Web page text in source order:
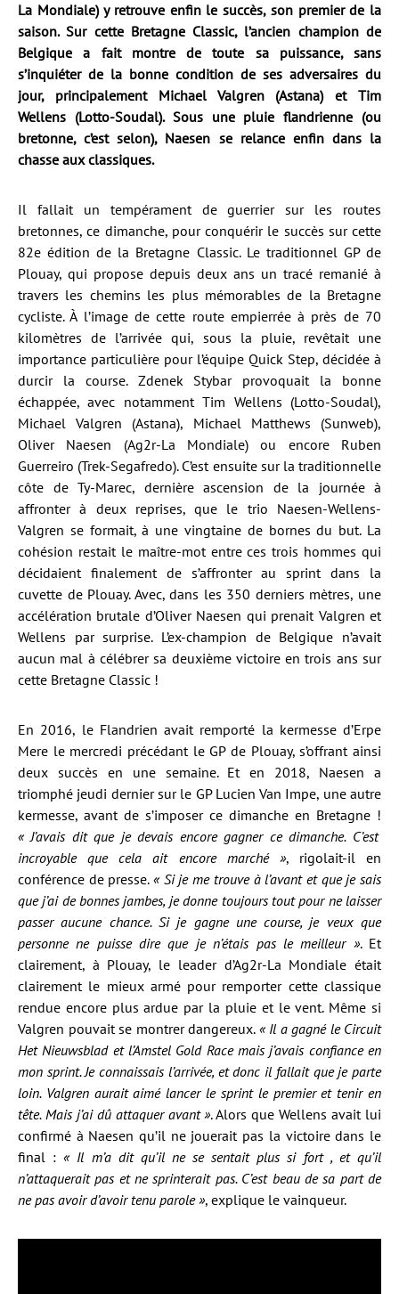
La Mondiale) y retrouve enfin le succès, son premier de la
saison. Sur cette Bretagne Classic, l’ancien champion de
Belgique a fait montre de toute sa puissance, sans
s’inquiéter de la bonne condition de ses adversaires du
jour, principalement Michael Valgren (Astana) et Tim
Wellens (Lotto-Soudal). Sous une pluie flandrienne (ou
bretonne, c’est selon), Naesen se relance enfin dans la
chasse aux classiques.
Il fallait un tempérament de guerrier sur les routes
bretonnes, ce dimanche, pour conquérir le succès sur cette
82e édition de la Bretagne Classic. Le traditionnel GP de
Plouay, qui propose depuis deux ans un tracé remanié à
travers les chemins les plus mémorables de la Bretagne
cycliste. À l’image de cette route empierrée à près de 70
kilomètres de l’arrivée qui, sous la pluie, revêtait une
importance particulière pour l’équipe Quick Step, décidée à
durcir la course. Zdenek Stybar provoquait la bonne
échappée, avec notamment Tim Wellens (Lotto-Soudal),
Michael Valgren (Astana), Michael Matthews (Sunweb),
Oliver Naesen (Ag2r-La Mondiale) ou encore Ruben
Guerreiro (Trek-Segafredo). C’est ensuite sur la traditionnelle
côte de Ty-Marec, dernière ascension de la journée à
affronter à deux reprises, que le trio Naesen-Wellens-
Valgren se formait, à une vingtaine de bornes du but. La
cohésion restait le maître-mot entre ces trois hommes qui
décidaient finalement de s’affronter au sprint dans la
cuvette de Plouay. Avec, dans les 350 derniers mètres, une
accélération brutale d’Oliver Naesen qui prenait Valgren et
Wellens par surprise. L’ex-champion de Belgique n’avait
aucun mal à célébrer sa deuxième victoire en trois ans sur
cette Bretagne Classic !
En 2016, le Flandrien avait remporté la kermesse d’Erpe
Mere le mercredi précédant le GP de Plouay, s’offrant ainsi
deux succès en une semaine. Et en 2018, Naesen a
triomphé jeudi dernier sur le GP Lucien Van Impe, une autre
kermesse, avant de s’imposer ce dimanche en Bretagne !
« J’avais dit que je devais encore gagner ce dimanche. C’est
incroyable que cela ait encore marché », rigolait-il en
conférence de presse.« Si je me trouve à l’avant et que je sais
que j’ai de bonnes jambes, je donne toujours tout pour ne laisser
passer aucune chance. Si je gagne une course, je veux que
personne ne puisse dire que je n’étais pas le meilleur ». Et
clairement, à Plouay, le leader d’Ag2r-La Mondiale était
clairement le mieux armé pour remporter cette classique
rendue encore plus ardue par la pluie et le vent. Même si
Valgren pouvait se montrer dangereux. « Il a gagné le Circuit
Het Nieuwsblad et l’Amstel Gold Race mais j’avais confiance en
mon sprint. Je connaissais l’arrivée, et donc il fallait que je parte
loin. Valgren aurait aimé lancer le sprint le premier et tenir en
tête. Mais j’ai dû attaquer avant ». Alors que Wellens avait lui
confirmé à Naesen qu’il ne jouerait pas la victoire dans le
final : « Il m’a dit qu’il ne se sentait plus si fort , et qu’il
n’attaquerait pas et ne sprinterait pas. C’est beau de sa part de
ne pas avoir d’avoir tenu parole », explique le vainqueur.